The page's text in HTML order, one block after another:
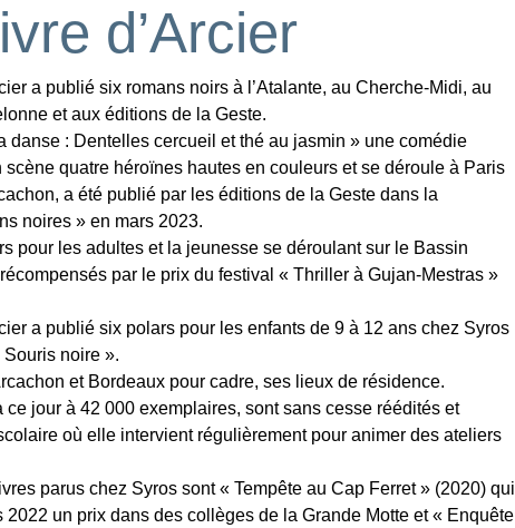
d’Arcier
a publié six romans noirs à l’Atalante, au Cherche-Midi, au
et aux éditions de la Geste.
danse : Dentelles cercueil et thé au jasmin » une comédie
scène quatre héroïnes hautes en couleurs et se déroule à Paris
a été publié par les éditions de la Geste dans la
noires » en mars 2023.
pour les adultes et la jeunesse se déroulant sur le Bassin
par le prix du festival « Thriller à Gujan-Mestras »
a publié six polars pour les enfants de 9 à 12 ans chez Syros
noire ».
et Bordeaux pour cadre, ses lieux de résidence.
ce jour à 42 000 exemplaires, sont sans cesse réédités et
où elle intervient régulièrement pour animer des ateliers
parus chez Syros sont « Tempête au Cap Ferret » (2020) qui
2022 un prix dans des collèges de la Grande Motte et « Enquête